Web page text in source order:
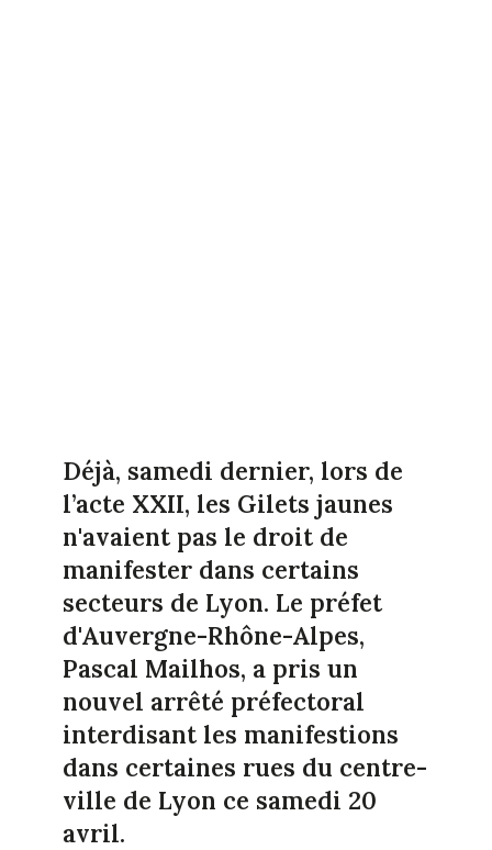
Déjà, samedi dernier, lors de
l’acte XXII, les Gilets jaunes
n'avaient pas le droit de
manifester dans certains
secteurs de Lyon. Le préfet
d'Auvergne-Rhône-Alpes,
Pascal Mailhos, a pris un
nouvel arrêté préfectoral
interdisant les manifestions
dans certaines rues du centre-
ville de Lyon ce samedi 20
avril.